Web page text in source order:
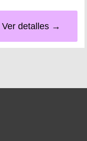
Ver detalles →